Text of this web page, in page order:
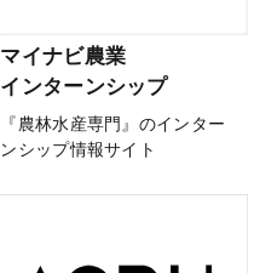
マイナビ農業
インターンシップ
『農林水産専門』のインター
ンシップ情報サイト